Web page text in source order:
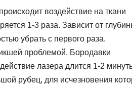
воздействие на ткани
1-3 раза. Зависит от
убрать с первого раза.
проблемой. Бородавки
лазера длится 1-2
рубец, для исчезновения